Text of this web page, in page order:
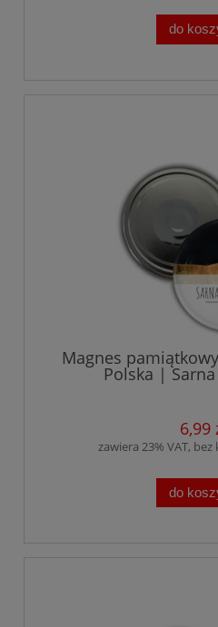
do
Magnes
Polska |
6,99
zawiera 23% VAT,
do